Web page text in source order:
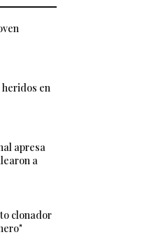
heridos en
apresa
a
clonador